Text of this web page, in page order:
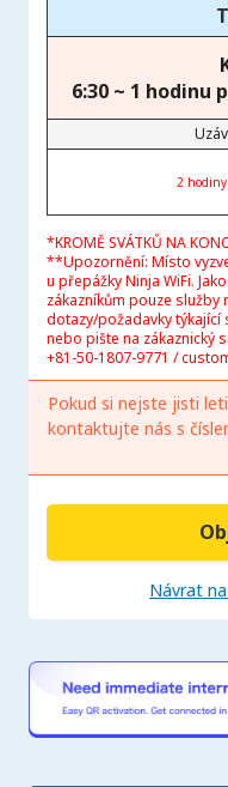
6:30~ 1 hodinu
2 hodiny
*KROMĚ SVÁTKŮ NA
**Upozornění: Místo
u přepážky Ninja WiFi.
zákazníkům pouze služby
dotazy/požadavky týkající
nebo pište na zákaznický
+81-50-1807-9771 /
Pokud si nejste jisti
kontaktujte nás s
Návrat